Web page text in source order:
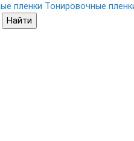
пленки Тонировочные
Найти